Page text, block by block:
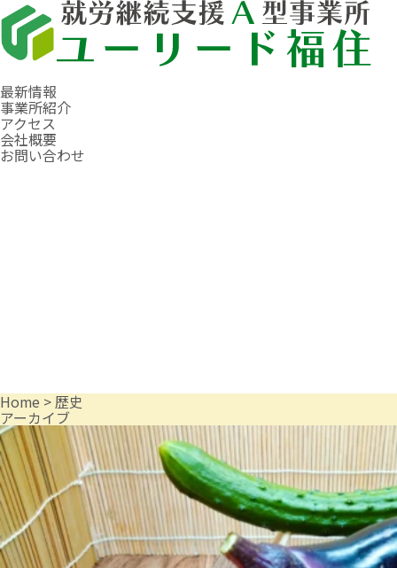
最新情報
事業所紹介
アクセス
会社概要
お問い合わせ
Home >歴史
アーカイブ